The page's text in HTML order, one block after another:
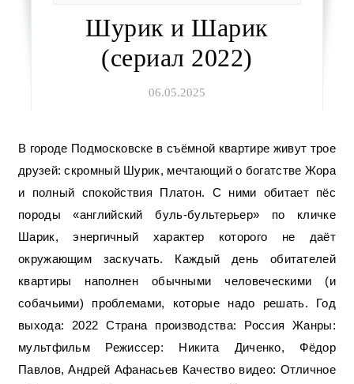
Шурик и Шарик
(сериал 2022)
06.05.2025
В городе Подмосковске в съёмной квартире живут трое
друзей: скромный Шурик, мечтающий о богатстве Жора
и полный спокойствия Платон. С ними обитает пёс
породы «английский буль-бультерьер» по кличке
Шарик, энергичный характер которого не даёт
окружающим заскучать. Каждый день обитателей
квартиры наполнен обычными человеческими (и
собачьими) проблемами, которые надо решать. Год
выхода: 2022 Страна производства: Россия Жанры:
мультфильм Режиссер: Никита Диченко, Фёдор
Павлов, Андрей Афанасьев Качество видео: Отличное